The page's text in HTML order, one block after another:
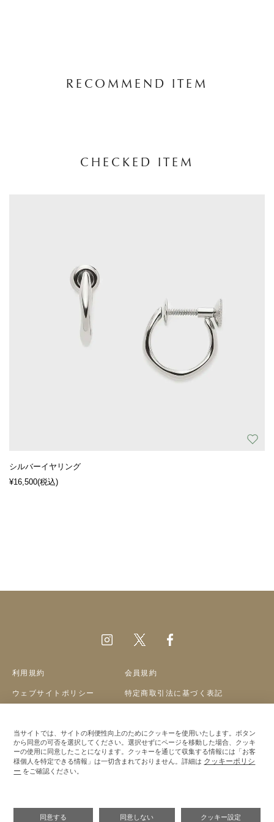
RECOMMEND ITEM
CHECKED ITEM
シルバーイヤリング
¥16,500(税込)
利用規約 会員規約
ウェブサイトポリシー 特定商取引法に基づく表記
会社概要 採用情報
©A&S Co.,ltd
当サイトでは、サイトの利便性向上のためにクッキーを使用いたします。ボタン
から同意の可否を選択してください。選択せずにページを移動した場合、クッキ
ーの使用に同意したことになります。クッキーを通じて収集する情報には「お客
様個人を特定できる情報」は一切含まれておりません。詳細は クッキーポリシ
ー をご確認ください。
同意する 同意しない クッキー設定